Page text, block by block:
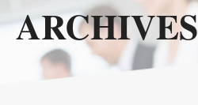
ARCHIVES